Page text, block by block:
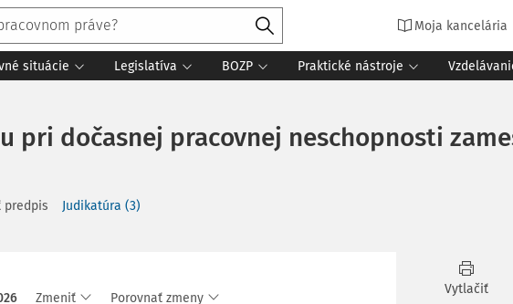
Moja kancelária
situácie Legislatíva BOZP Praktické nástroje
pri dočasnej pracovnej neschopnosti
predpis Judikatúra (3)
Zmeniť Porovnať zmeny
Vytlačiť